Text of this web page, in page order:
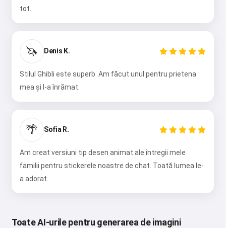
tot.
🦄 Denis K.
Stilul Ghibli este superb. Am făcut unul pentru prietena
mea și l-a înrămat.
🌴 Sofia R.
Am creat versiuni tip desen animat ale întregii mele
familii pentru stickerele noastre de chat. Toată lumea le-
a adorat.
Toate AI-urile pentru generarea de imagini